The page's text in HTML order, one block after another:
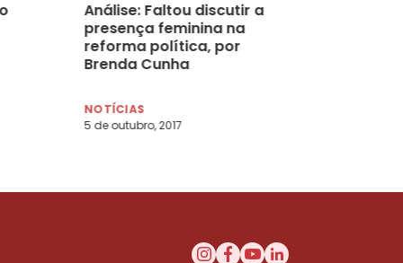
Análise: Faltou discutir a
presença feminina na
reforma política, por
Brenda Cunha
NOTÍCIAS
5 de outubro, 2017